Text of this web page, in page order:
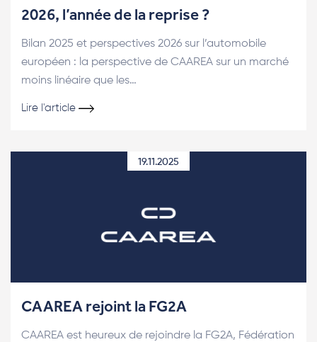
2026, l’année de la reprise ?
Bilan 2025 et perspectives 2026 sur l’automobile
européen : la perspective de CAAREA sur un marché
moins linéaire que les…
Lire l'article
19.11.2025
CAAREA rejoint la FG2A
CAAREA est heureux de rejoindre la FG2A, Fédération